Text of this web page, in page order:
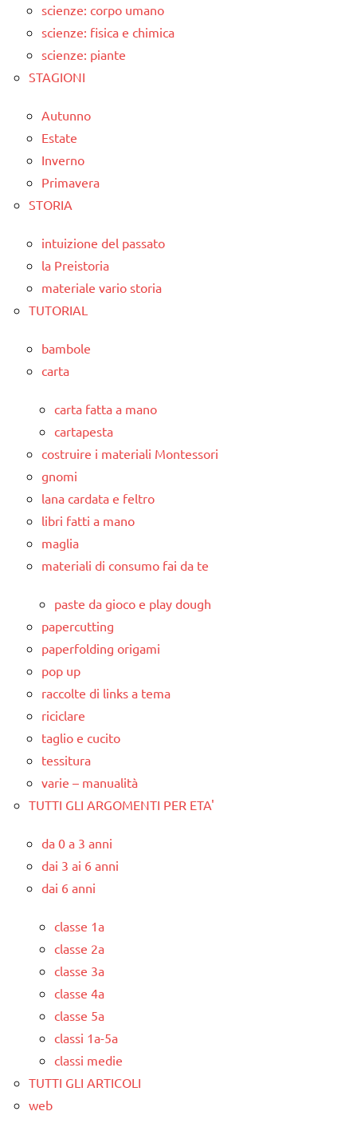
scienze: corpo umano
scienze: fisica e chimica
scienze: piante
STAGIONI
Autunno
Estate
Inverno
Primavera
STORIA
intuizione del passato
la Preistoria
materiale vario storia
TUTORIAL
bambole
carta
carta fatta a mano
cartapesta
costruire i materiali Montessori
gnomi
lana cardata e feltro
libri fatti a mano
maglia
materiali di consumo fai da te
paste da gioco e play dough
papercutting
paperfolding origami
pop up
raccolte di links a tema
riciclare
taglio e cucito
tessitura
varie – manualità
TUTTI GLI ARGOMENTI PER ETA'
da 0 a 3 anni
dai 3 ai 6 anni
dai 6 anni
classe 1a
classe 2a
classe 3a
classe 4a
classe 5a
classi 1a-5a
classi medie
TUTTI GLI ARTICOLI
web